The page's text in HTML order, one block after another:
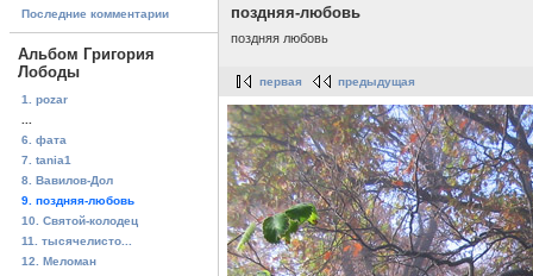
Последние комментарии
Альбом Григория
Лободы
1. pozar
6. фата
7. tania1
8. Вавилов-Дол
9. поздняя-любовь
10. Святой-колодец
11. тысячелисто...
12. Меломан
поздняя-любовь
поздняя любовь
первая предыдущая